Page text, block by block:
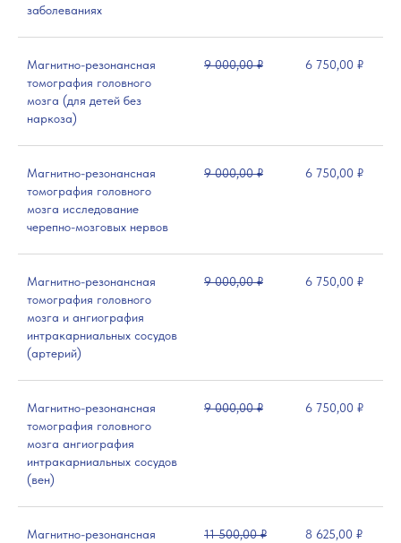
заболеваниях
Магнитно-резонансная
томография головного
мозга (для детей без
наркоза)
9 000,00 ₽ 6 750,00 ₽
Магнитно-резонансная
томография головного
мозга исследование
черепно-мозговых нервов
9 000,00 ₽ 6 750,00 ₽
Магнитно-резонансная
томография головного
мозга и ангиография
интракарниальных сосудов
(артерий)
9 000,00 ₽ 6 750,00 ₽
Магнитно-резонансная
томография головного
мозга ангиография
интракарниальных сосудов
(вен)
9 000,00 ₽ 6 750,00 ₽
Магнитно-резонансная
11 500,00 ₽ 8 625,00 ₽